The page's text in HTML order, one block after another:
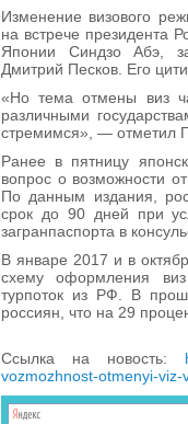
Изменение визового
на встрече президента
Японии Синдзо Абэ,
Дмитрий Песков. Его
«Но тема отмены виз
различными
стремимся», — отметил
Ранее в пятницу
вопрос о возможности
По данным издания,
срок до 90 дней при
загранпаспорта в
В январе 2017 и в
схему оформления
турпоток из РФ. В
россиян, что на 29
Ссылка на новость:
vozmozhnost-otmenyi-viz-